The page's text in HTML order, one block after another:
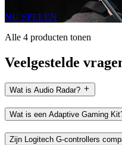
NU SPELEN
Alle 4 producten tonen
Veelgestelde
Wat is Audio Radar?
Wat is een Adaptive Gaming
Zijn Logitech G-controllers